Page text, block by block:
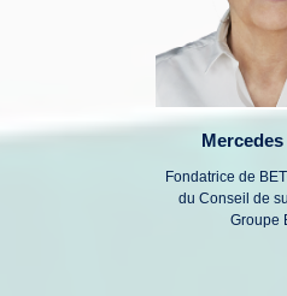
Fondatrice de
du Conseil de
Groupe